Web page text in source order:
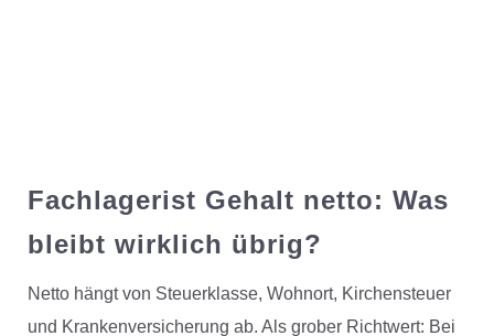
Fachlagerist Gehalt netto: Was
bleibt wirklich übrig?
Netto hängt von Steuerklasse, Wohnort, Kirchensteuer
und Krankenversicherung ab. Als grober Richtwert: Bei